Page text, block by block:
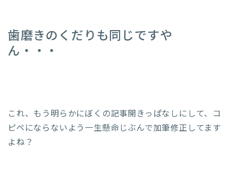
歯磨きのくだりも同じですや
ん・・・
これ、もう明らかにぼくの記事開きっぱなしにして、コ
ピペにならないよう一生懸命じぶんで加筆修正してます
よね？